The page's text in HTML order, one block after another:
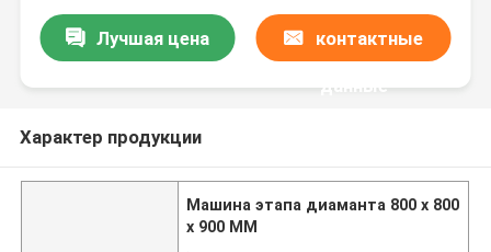
Лучшая цена контактные
данные
Характер продукции
Машина этапа диаманта 800 x 800
x 900 MM
,